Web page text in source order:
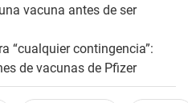
vacuna antes de ser
“cualquier contingencia”:
de vacunas de Pfizer